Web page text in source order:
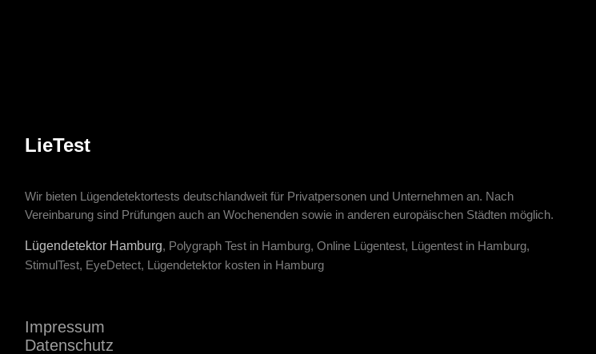
LieTest
Wir bieten Lügendetektortests deutschlandweit für Privatpersonen und Unternehmen an. Nach
Vereinbarung sind Prüfungen auch an Wochenenden sowie in anderen europäischen Städten möglich.
Lügendetektor Hamburg, Polygraph Test in Hamburg, Online Lügentest, Lügentest in Hamburg,
StimulTest, EyeDetect, Lügendetektor kosten in Hamburg
Impressum
Datenschutz